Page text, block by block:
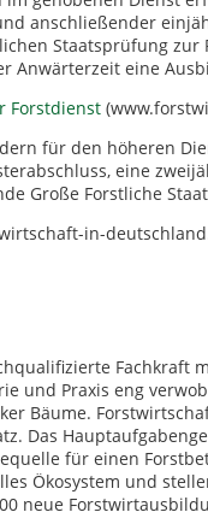
anschließender
Staatsprüfung
Anwärterzeit eine
Forstdienst
für den höheren
eine
Große Forstliche
in-
Fachkraft
und Praxis eng
Bäume.
Das
für einen
Ökosystem und
neue